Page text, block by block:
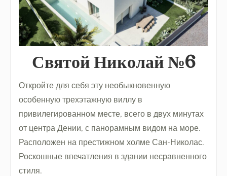
Святой Николай №6
Откройте для себя эту необыкновенную
особенную трехэтажную виллу в
привилегированном месте, всего в двух минутах
от центра Дении, с панорамным видом на море.
Расположен на престижном холме Сан-Николас.
Роскошные впечатления в здании несравненного
стиля.